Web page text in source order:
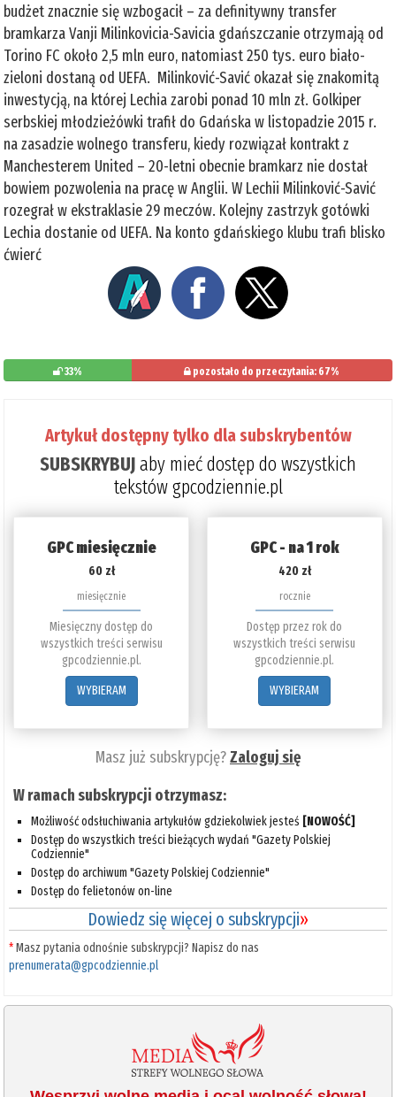
budżet znacznie się wzbogacił – za definitywny transfer
bramkarza Vanji Milinkovicia-Savicia gdańszczanie otrzymają od
Torino FC około 2,5 mln euro, natomiast 250 tys. euro biało-
zieloni dostaną od UEFA. Milinković-Savić okazał się znakomitą
inwestycją, na której Lechia zarobi ponad 10 mln zł. Golkiper
serbskiej młodzieżówki trafił do Gdańska w listopadzie 2015 r.
na zasadzie wolnego transferu, kiedy rozwiązał kontrakt z
Manchesterem United – 20-letni obecnie bramkarz nie dostał
bowiem pozwolenia na pracę w Anglii. W Lechii Milinković-Savić
rozegrał w ekstraklasie 29 meczów. Kolejny zastrzyk gotówki
Lechia dostanie od UEFA. Na konto gdańskiego klubu trafi blisko
ćwierć
33% pozostało do przeczytania: 67%
Artykuł dostępny tylko dla subskrybentów
SUBSKRYBUJaby mieć dostęp do wszystkich
tekstów gpcodziennie.pl
GPC miesięcznie
60 zł
miesięcznie
Miesięczny dostęp do
wszystkich treści serwisu
gpcodziennie.pl.
WYBIERAM
GPC - na 1 rok
420 zł
rocznie
Dostęp przez rok do
wszystkich treści serwisu
gpcodziennie.pl.
WYBIERAM
Masz już subskrypcję?Zaloguj się
W ramach subskrypcji otrzymasz:
Możliwość odsłuchiwania artykułów gdziekolwiek jesteś [NOWOŚĆ]
Dostęp do wszystkich treści bieżących wydań "Gazety Polskiej
Codziennie"
Dostęp do archiwum "Gazety Polskiej Codziennie"
Dostęp do felietonów on-line
Dowiedz się więcej o subskrypcji»
*Masz pytania odnośnie subskrypcji? Napisz do nas
prenumerata@gpcodziennie.pl